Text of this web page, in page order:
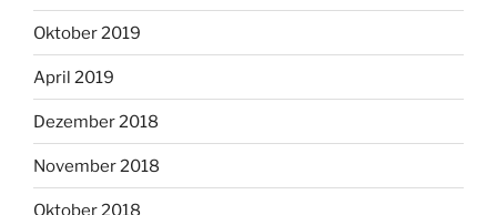
Oktober 2019
April 2019
Dezember 2018
November 2018
Oktober 2018